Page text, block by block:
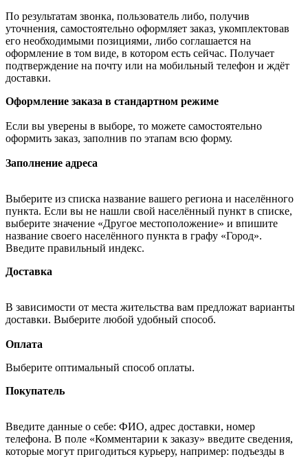
По результатам звонка, пользователь либо, получив
уточнения, самостоятельно оформляет заказ, укомплектовав
его необходимыми позициями, либо соглашается на
оформление в том виде, в котором есть сейчас. Получает
подтверждение на почту или на мобильный телефон и ждёт
доставки.
Оформление заказа в стандартном режиме
Если вы уверены в выборе, то можете самостоятельно
оформить заказ, заполнив по этапам всю форму.
Заполнение адреса
Выберите из списка название вашего региона и населённого
пункта. Если вы не нашли свой населённый пункт в списке,
выберите значение «Другое местоположение» и впишите
название своего населённого пункта в графу «Город».
Введите правильный индекс.
Доставка
В зависимости от места жительства вам предложат варианты
доставки. Выберите любой удобный способ.
Оплата
Выберите оптимальный способ оплаты.
Покупатель
Введите данные о себе: ФИО, адрес доставки, номер
телефона. В поле «Комментарии к заказу» введите сведения,
которые могут пригодиться курьеру, например: подъезды в